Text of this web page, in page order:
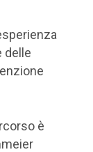
delle
è